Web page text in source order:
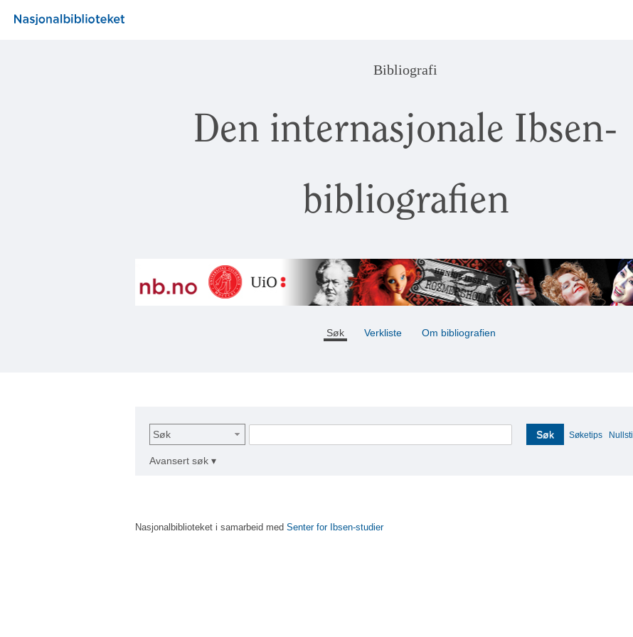
Bibliografi
Den internasjonale Ibsen-
bibliografien
Søk Verkliste Om bibliografien
Søk Søk Søketips Nullstill
Avansert søk ▾
Nasjonalbiblioteket i samarbeid med Senter for Ibsen-studier